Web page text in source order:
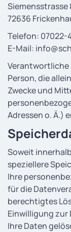
Siemensstrasse
72636
Telefon: 07022-
E-Mail:
Verantwortliche
Person, die
Zwecke und
Adressen o. Ä.)
Soweit
speziellere
Ihre
für die
berechtigtes
Einwilligung
Ihre Daten